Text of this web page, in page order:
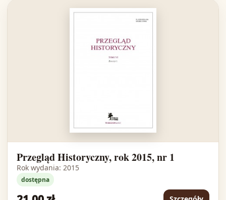
Przegląd Historyczny, rok 2015, nr 1
Rok wydania: 2015
dostępna